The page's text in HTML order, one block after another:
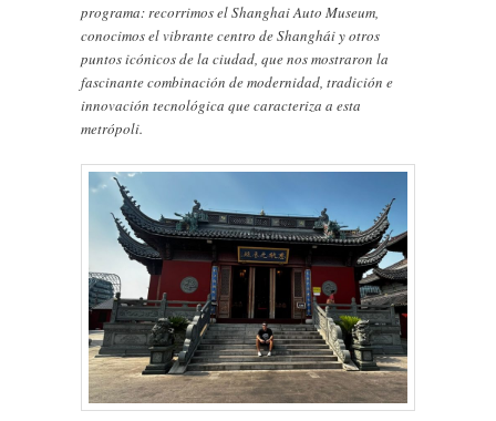
programa: recorrimos el Shanghai Auto Museum,
conocimos el vibrante centro de Shanghái y otros
puntos icónicos de la ciudad, que nos mostraron la
fascinante combinación de modernidad, tradición e
innovación tecnológica que caracteriza a esta
metrópoli.